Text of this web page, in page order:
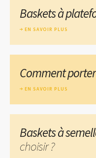
Baskets à
EN SAVOIR PLUS
Comment
EN SAVOIR PLUS
Baskets à
choisir ?